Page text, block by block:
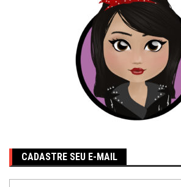
CADASTRE SEU E-MAIL